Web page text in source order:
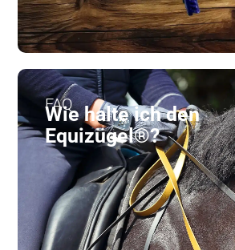
FAQ
Wie halte ich den
Equizügel®?